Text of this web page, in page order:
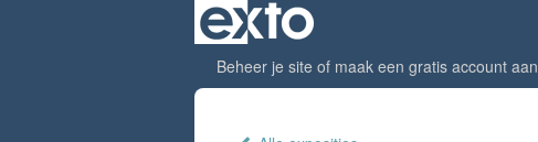
Beheer je site of maak een gratis account aan